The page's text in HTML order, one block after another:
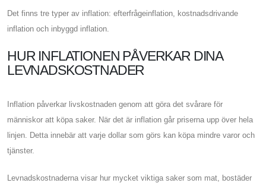
Det finns tre typer av inflation: efterfrågeinflation, kostnadsdrivande
inflation och inbyggd inflation.
HUR INFLATIONEN PÅVERKAR DINA
LEVNADSKOSTNADER
Inflation påverkar livskostnaden genom att göra det svårare för
människor att köpa saker. När det är inflation går priserna upp över hela
linjen. Detta innebär att varje dollar som görs kan köpa mindre varor och
tjänster.
Levnadskostnaderna visar hur mycket viktiga saker som mat, bostäder